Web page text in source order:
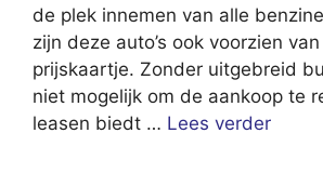
de plek innemen van alle
zijn deze auto’s ook voorzien
prijskaartje. Zonder uitgebreid
niet mogelijk om de aankoop te
leasen biedt … Lees verder